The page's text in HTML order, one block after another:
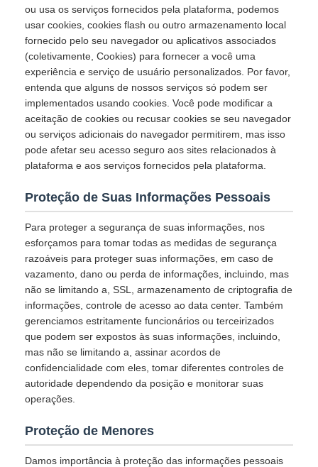
ou usa os serviços fornecidos pela plataforma, podemos
usar cookies, cookies flash ou outro armazenamento local
fornecido pelo seu navegador ou aplicativos associados
(coletivamente, Cookies) para fornecer a você uma
experiência e serviço de usuário personalizados. Por favor,
entenda que alguns de nossos serviços só podem ser
implementados usando cookies. Você pode modificar a
aceitação de cookies ou recusar cookies se seu navegador
ou serviços adicionais do navegador permitirem, mas isso
pode afetar seu acesso seguro aos sites relacionados à
plataforma e aos serviços fornecidos pela plataforma.
Proteção de Suas Informações Pessoais
Para proteger a segurança de suas informações, nos
esforçamos para tomar todas as medidas de segurança
razoáveis para proteger suas informações, em caso de
vazamento, dano ou perda de informações, incluindo, mas
não se limitando a, SSL, armazenamento de criptografia de
informações, controle de acesso ao data center. Também
gerenciamos estritamente funcionários ou terceirizados
que podem ser expostos às suas informações, incluindo,
mas não se limitando a, assinar acordos de
confidencialidade com eles, tomar diferentes controles de
autoridade dependendo da posição e monitorar suas
operações.
Proteção de Menores
Damos importância à proteção das informações pessoais